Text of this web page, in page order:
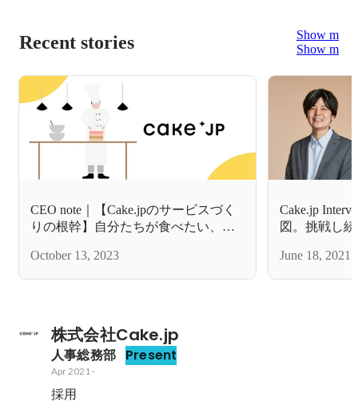
Recent stories
Show more
Show more
CEO note｜【Cake.jpのサービスづく
りの根幹】自分たちが食べたい、だ
ーツを届ける
October 13, 2023
Cake.jp
図。挑戦し
June 18, 2021
株式会社Cake.jp
人事総務部 Present
Apr 2021 -
採用